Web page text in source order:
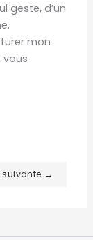
geste, d’un
mon
vous
→